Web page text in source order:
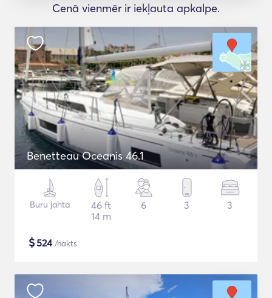
Cenā vienmēr ir iekļauta apkalpe.
Benetteau Oceanis 46.1
Buru jahta
46 ft
14 m
6 3 3
$524/nakts